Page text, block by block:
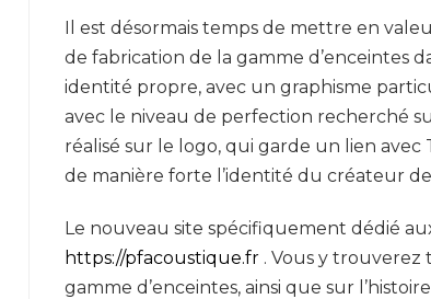
Il est désormais temps de mettre en
de fabrication de la gamme d’enceintes
identité propre, avec un graphisme
avec le niveau de perfection recherché
réalisé sur le logo, qui garde un lien
de manière forte l’identité du créateur
Le nouveau site spécifiquement dédié
https://pfacoustique.fr. Vous y trouverez
gamme d’enceintes, ainsi que sur